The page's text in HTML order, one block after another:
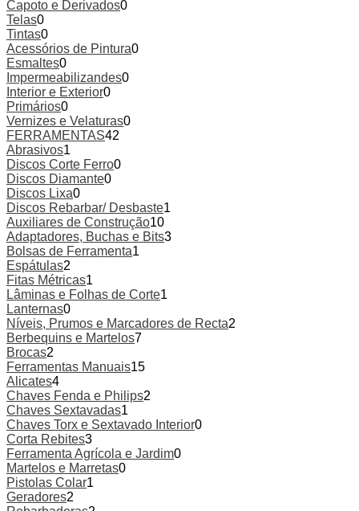
Capoto e Derivados0
Telas0
Tintas0
Acessórios de Pintura0
Esmaltes0
Impermeabilizandes0
Interior e Exterior0
Primários0
Vernizes e Velaturas0
FERRAMENTAS42
Abrasivos1
Discos Corte Ferro0
Discos Diamante0
Discos Lixa0
Discos Rebarbar/ Desbaste1
Auxiliares de Construção10
Adaptadores, Buchas e Bits3
Bolsas de Ferramenta1
Espátulas2
Fitas Métricas1
Lâminas e Folhas de Corte1
Lanternas0
Níveis, Prumos e Marcadores de Recta2
Berbequins e Martelos7
Brocas2
Ferramentas Manuais15
Alicates4
Chaves Fenda e Philips2
Chaves Sextavadas1
Chaves Torx e Sextavado Interior0
Corta Rebites3
Ferramenta Agrícola e Jardim0
Martelos e Marretas0
Pistolas Colar1
Geradores2